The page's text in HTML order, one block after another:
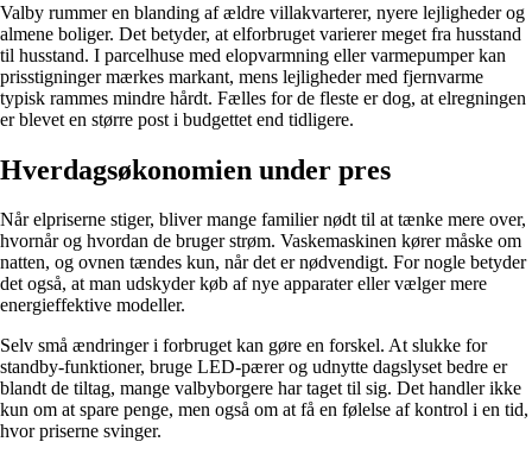
Valby rummer en blanding af ældre villakvarterer, nyere lejligheder og
almene boliger. Det betyder, at elforbruget varierer meget fra husstand
til husstand. I parcelhuse med elopvarmning eller varmepumper kan
prisstigninger mærkes markant, mens lejligheder med fjernvarme
typisk rammes mindre hårdt. Fælles for de fleste er dog, at elregningen
er blevet en større post i budgettet end tidligere.
Hverdagsøkonomien under pres
Når elpriserne stiger, bliver mange familier nødt til at tænke mere over,
hvornår og hvordan de bruger strøm. Vaskemaskinen kører måske om
natten, og ovnen tændes kun, når det er nødvendigt. For nogle betyder
det også, at man udskyder køb af nye apparater eller vælger mere
energieffektive modeller.
Selv små ændringer i forbruget kan gøre en forskel. At slukke for
standby-funktioner, bruge LED-pærer og udnytte dagslyset bedre er
blandt de tiltag, mange valbyborgere har taget til sig. Det handler ikke
kun om at spare penge, men også om at få en følelse af kontrol i en tid,
hvor priserne svinger.